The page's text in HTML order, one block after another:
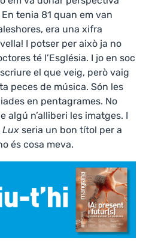
tenia 81 quan em van
era una xifra
I potser per això ja no
té l’Església. I jo en soc
el que veig, però vaig
peces de música. Són les
en pentagrames. No
algú n’alliberi les imatges. I
Lux seria un bon títol per a
és cosa meva.